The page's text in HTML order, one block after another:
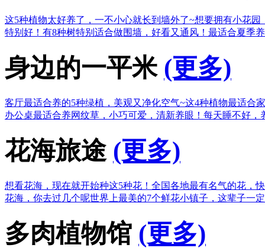
这5种植物太好养了，一不小心就长到墙外了~想要拥有小花园
特别好！ 有8种树特别适合做围墙，好看又通风！ 最适合夏季
身边的一平米 (更多)
客厅最适合养的5种绿植，美观又净化空气~这4种植物最适合
办公桌最适合养网纹草，小巧可爱，清新养眼！ 每天睡不好，
花海旅途 (更多)
想看花海，现在就开始种这5种花！ 全国各地最有名气的花，
花海，你去过几个呢世界上最美的7个鲜花小镇子，这辈子一
多肉植物馆 (更多)